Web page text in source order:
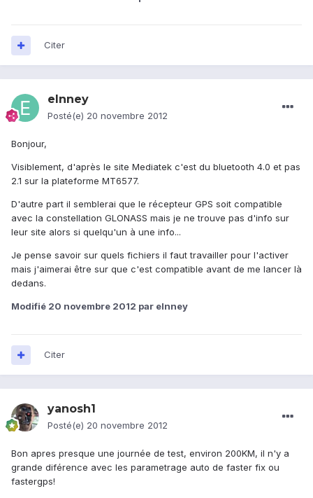
Citer
elnney
Posté(e) 20 novembre 2012
Bonjour,
Visiblement, d'après le site Mediatek c'est du bluetooth 4.0 et pas
2.1 sur la plateforme MT6577.
D'autre part il semblerai que le récepteur GPS soit compatible
avec la constellation GLONASS mais je ne trouve pas d'info sur
leur site alors si quelqu'un à une info...
Je pense savoir sur quels fichiers il faut travailler pour l'activer
mais j'aimerai être sur que c'est compatible avant de me lancer là
dedans.
Modifié 20 novembre 2012 par elnney
Citer
yanosh1
Posté(e) 20 novembre 2012
Bon apres presque une journée de test, environ 200KM, il n'y a
grande diférence avec les parametrage auto de faster fix ou
fastergps!